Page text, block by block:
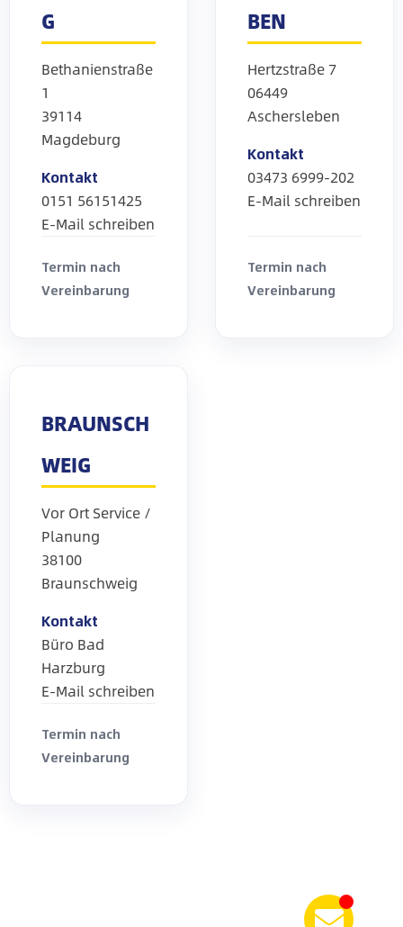
G
Bethanienstraße
1
39114
Magdeburg
Kontakt
0151 56151425
E-Mail schreiben
Termin nach
Vereinbarung
BEN
Hertzstraße 7
06449
Aschersleben
Kontakt
03473 6999-202
E-Mail schreiben
Termin nach
Vereinbarung
BRAUNSCH
WEIG
Vor Ort Service /
Planung
38100
Braunschweig
Kontakt
Büro Bad
Harzburg
E-Mail schreiben
Termin nach
Vereinbarung